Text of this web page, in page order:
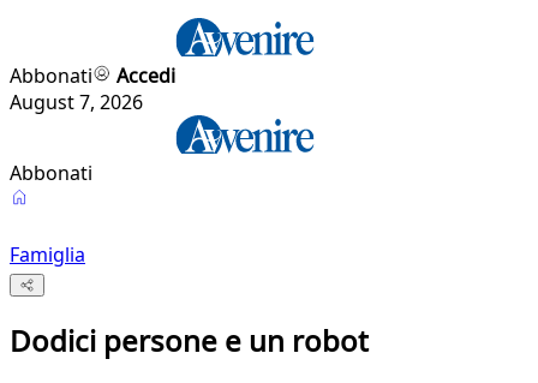
Abbonati
Accedi
August 7, 2026
Abbonati
Famiglia
Dodici persone e un robot